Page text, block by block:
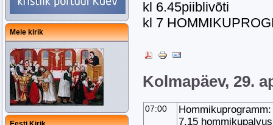
Meie kirik
kl 6.45piiblivõti
kl 7
Kolmapäev, 29.
07:00
7.15